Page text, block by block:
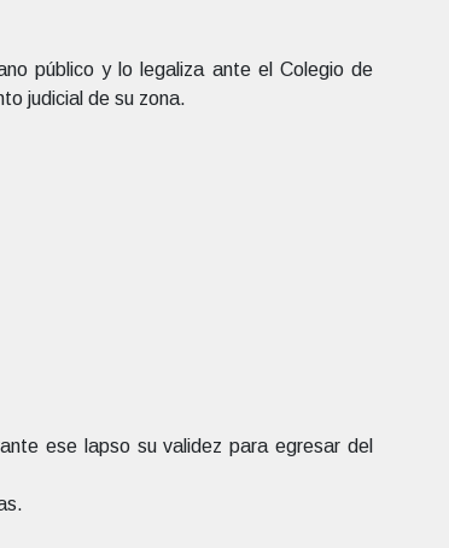
público y lo legaliza ante el Colegio de
judicial de su zona.
ese lapso su validez para egresar del